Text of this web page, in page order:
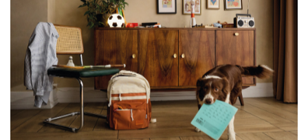
Джинсы
2 500 ₽
Джинсы
2 500 ₽